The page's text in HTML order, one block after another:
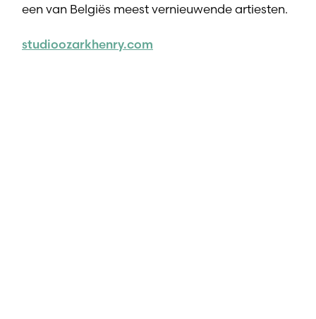
een van Belgiës meest vernieuwende artiesten.
studioozarkhenry.com